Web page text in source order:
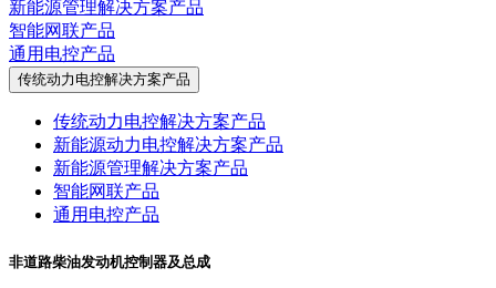
新能源管理解决方案产品
智能网联产品
通用电控产品
传统动力电控解决方案产品
传统动力电控解决方案产品
新能源动力电控解决方案产品
新能源管理解决方案产品
智能网联产品
通用电控产品
非道路柴油发动机控制器及总成